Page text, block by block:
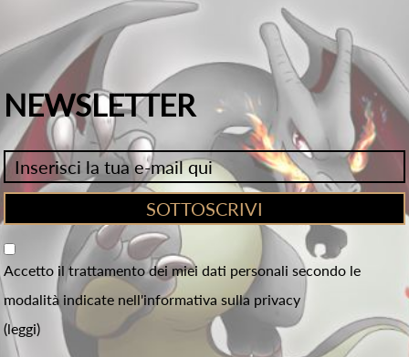
NEWSLETTER
Accetto il trattamento dei miei dati personali secondo le
modalità indicate nell'informativa sulla privacy
(leggi)